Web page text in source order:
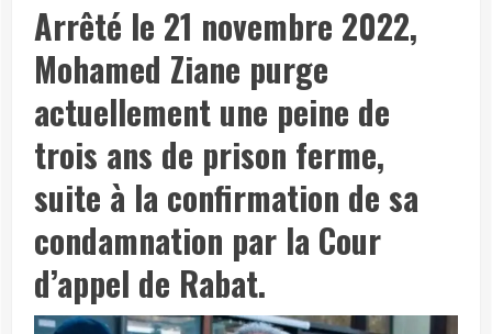
Arrêté le 21 novembre 2022,
Mohamed Ziane purge
actuellement une peine de
trois ans de prison ferme,
suite à la confirmation de sa
condamnation par la Cour
d’appel de Rabat.